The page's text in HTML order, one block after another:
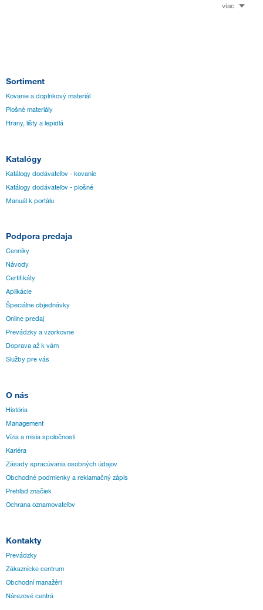
viac
Sortiment
Kovanie a doplnkový materiál
Plošné materiály
Hrany, lišty a lepidlá
Katalógy
Katálogy dodávateľov - kovanie
Katálogy dodávateľov - plošné
Manuál k portálu
Podpora predaja
Cenníky
Návody
Certifikáty
Aplikácie
Špeciálne objednávky
Online predaj
Prevádzky a vzorkovne
Doprava až k vám
Služby pre vás
O nás
História
Management
Vízia a misia spoločnosti
Kariéra
Zásady spracúvania osobných údajov
Obchodné podmienky a reklamačný zápis
Prehľad značiek
Ochrana oznamovateľov
Kontakty
Prevádzky
Zákaznícke centrum
Obchodní manažéri
Nárezové centrá